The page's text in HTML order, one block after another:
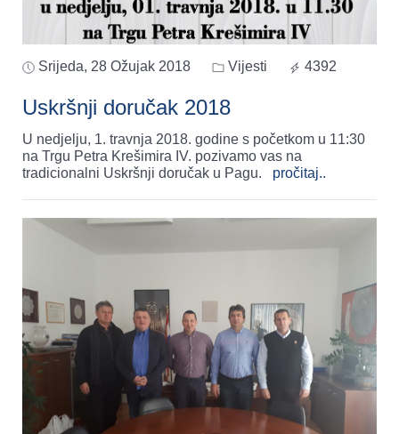
Srijeda, 28 Ožujak 2018 Vijesti 4392
Uskršnji doručak 2018
U nedjelju, 1. travnja 2018. godine s početkom u 11:30
na Trgu Petra Krešimira IV. pozivamo vas na
pročitaj..